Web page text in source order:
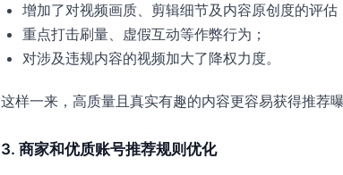
增加了对视频画质、剪辑细节及内容原创度的评估
重点打击刷量、虚假互动等作弊行为；
对涉及违规内容的视频加大了降权力度。
这样一来，高质量且真实有趣的内容更容易获得推荐
3. 商家和优质账号推荐规则优化